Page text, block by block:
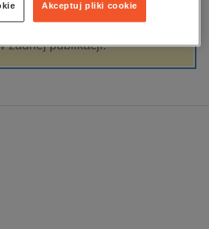
technologie, informatyka
informacyjne
żadnej publikacji.
Akceptuj pliki cookie